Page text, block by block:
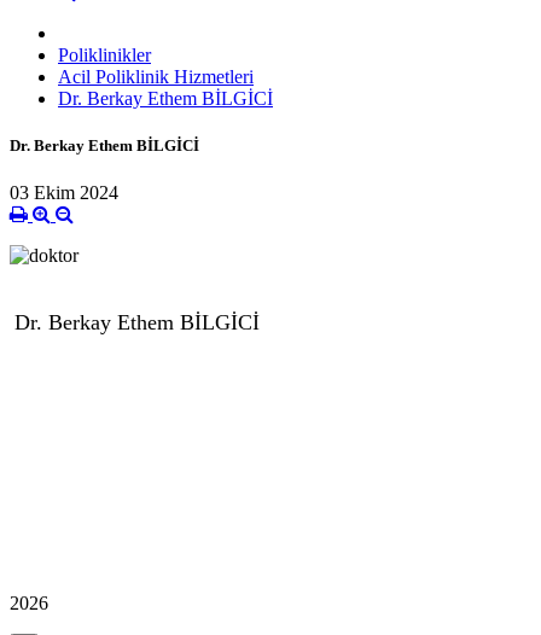
Poliklinikler
Acil Poliklinik Hizmetleri
Dr. Berkay Ethem BİLGİCİ
Dr. Berkay Ethem BİLGİCİ
03 Ekim 2024
Dr. Berkay Ethem BİLGİCİ
2026